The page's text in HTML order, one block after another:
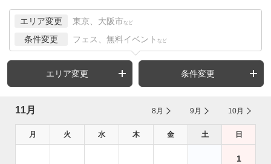
エリア変更 東京、大阪市 など
条件変更 フェス、無料イベント など
エリア変更 条件変更
11月 8月 9月 10月
月 火 水 木 金 土 日
1